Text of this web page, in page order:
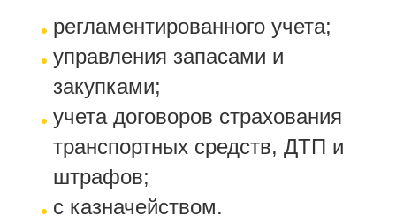
регламентированного учета;
управления запасами и
закупками;
учета договоров страхования
транспортных средств, ДТП и
штрафов;
с казначейством.